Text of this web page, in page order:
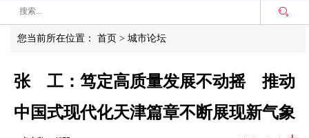
您当前所在位置： 首页 > 城市论坛
张 工：笃定高质量发展不动摇 推动
中国式现代化天津篇章不断展现新气象